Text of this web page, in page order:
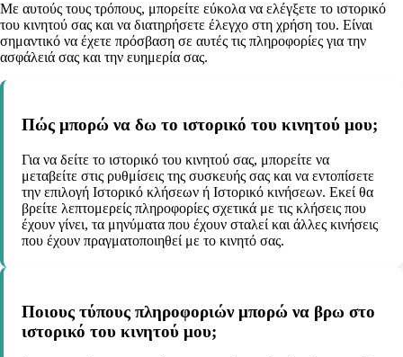
Με αυτούς τους τρόπους, μπορείτε εύκολα να ελέγξετε το ιστορικό
του κινητού σας και να διατηρήσετε έλεγχο στη χρήση του. Είναι
σημαντικό να έχετε πρόσβαση σε αυτές τις πληροφορίες για την
ασφάλειά σας και την ευημερία σας.
Πώς μπορώ να δω το ιστορικό του κινητού μου;
Για να δείτε το ιστορικό του κινητού σας, μπορείτε να
μεταβείτε στις ρυθμίσεις της συσκευής σας και να εντοπίσετε
την επιλογή Ιστορικό κλήσεων ή Ιστορικό κινήσεων. Εκεί θα
βρείτε λεπτομερείς πληροφορίες σχετικά με τις κλήσεις που
έχουν γίνει, τα μηνύματα που έχουν σταλεί και άλλες κινήσεις
που έχουν πραγματοποιηθεί με το κινητό σας.
Ποιους τύπους πληροφοριών μπορώ να βρω στο
ιστορικό του κινητού μου;